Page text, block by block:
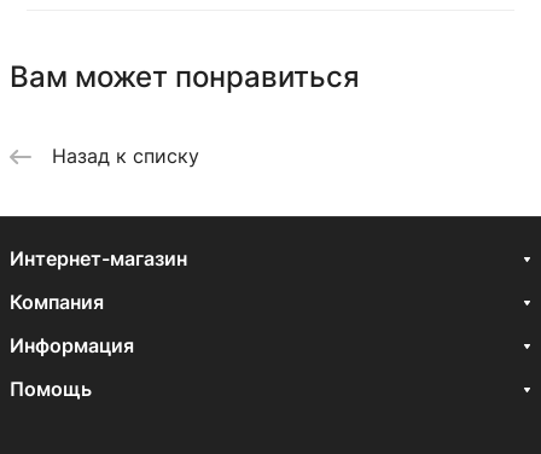
Вам может понравиться
Назад к списку
Интернет-магазин
Компания
Информация
Помощь